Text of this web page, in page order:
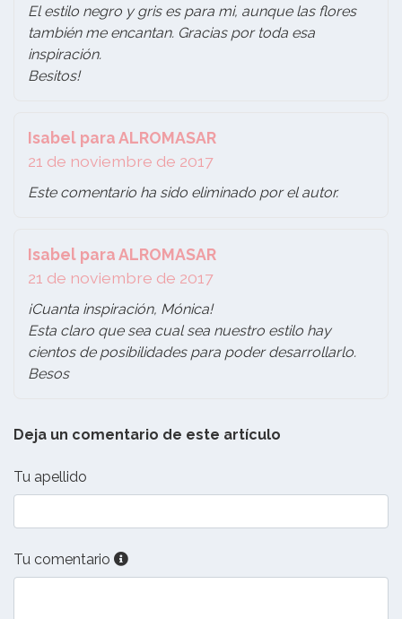
El estilo negro y gris es para mi, aunque las flores
también me encantan. Gracias por toda esa
inspiración.
Besitos!
Isabel para ALROMASAR
21 de noviembre de 2017
Este comentario ha sido eliminado por el autor.
Isabel para ALROMASAR
21 de noviembre de 2017
¡Cuanta inspiración, Mónica!
Esta claro que sea cual sea nuestro estilo hay
cientos de posibilidades para poder desarrollarlo.
Besos
Deja un comentario de este artículo
Tu apellido
Tu comentario